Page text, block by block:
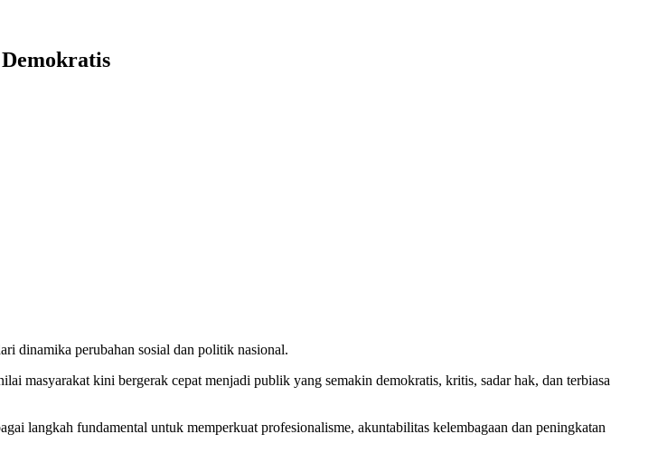
dinamika perubahan sosial dan politik nasional.
masyarakat kini bergerak cepat menjadi publik yang semakin demokratis, kritis, sadar hak, dan terbiasa
langkah fundamental untuk memperkuat profesionalisme, akuntabilitas kelembagaan dan peningkatan